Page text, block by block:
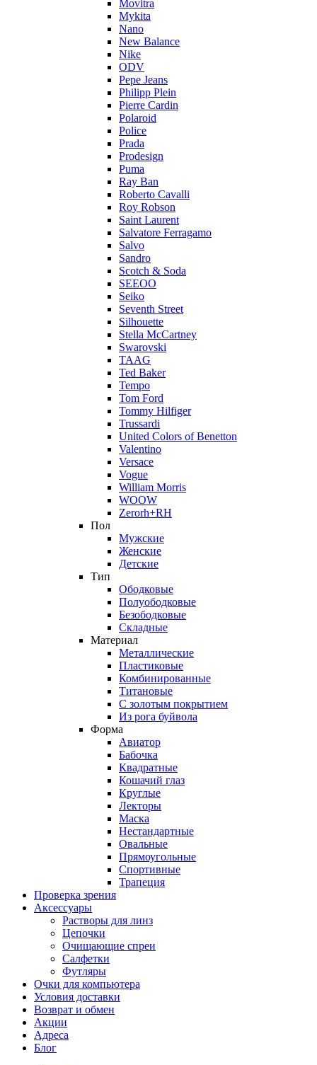
Movitra
Mykita
Nano
New Balance
Nike
ODV
Pepe Jeans
Philipp Plein
Pierre Cardin
Polaroid
Police
Prada
Prodesign
Puma
Ray Ban
Roberto Cavalli
Roy Robson
Saint Laurent
Salvatore Ferragamo
Salvo
Sandro
Scotch & Soda
SEEOO
Seiko
Seventh Street
Silhouette
Stella McCartney
Swarovski
TAAG
Ted Baker
Tempo
Tom Ford
Tommy Hilfiger
Trussardi
United Colors of Benetton
Valentino
Versace
Vogue
William Morris
WOOW
Zerorh+RH
Пол
Мужские
Женские
Детские
Тип
Ободковые
Полуободковые
Безободковые
Складные
Материал
Металлические
Пластиковые
Комбинированные
Титановые
С золотым покрытием
Из рога буйвола
Форма
Авиатор
Бабочка
Квадратные
Кошачий глаз
Круглые
Лекторы
Маска
Нестандартные
Овальные
Прямоугольные
Спортивные
Трапеция
Проверка зрения
Аксессуары
Растворы для линз
Цепочки
Очищающие спреи
Салфетки
Футляры
Очки для компьютера
Условия доставки
Возврат и обмен
Акции
Адреса
Блог